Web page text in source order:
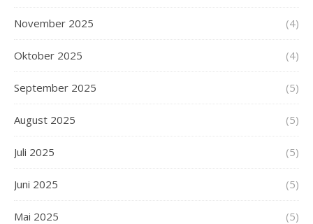
November 2025 (4)
Oktober 2025 (4)
September 2025 (5)
August 2025 (5)
Juli 2025 (5)
Juni 2025 (5)
Mai 2025 (5)